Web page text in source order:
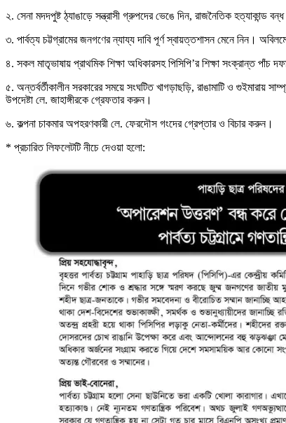
২. সেনা মদদপুষ্ট ঠ্যাঙাড়ে সন্ত্রাসী গ্রুপদের ভেঙে দিন, রাজনৈতিক হত্যাকান্ড
৩. পার্বত্য চট্টগ্রামের জনগণের ন্যায্য দাবি পূর্ণ স্বায়ত্তশাসন মেনে নিন।
৪. সকল মাতৃভাষায় প্রাথমিক শিক্ষা অধিকারসহ পিসিপি’র শিক্ষা সংক্রান্ত পাঁচ
৫. অন্তর্বর্তীকালীন সরকারের সময়ে সংঘটিত খাগড়াছড়ি, রাঙামাটি ও গুইমারায়
উপদেষ্টা লে. জাহাঙ্গীরকে গ্রেফতার করুন।
৬. কল্পনা চাকমার অপহরণকারী লে. ফেরদৌস গংদের গ্রেপ্তার ও বিচার করুন।
* প্রচারিত লিফলেটটি নীচে দেওয়া হলো: